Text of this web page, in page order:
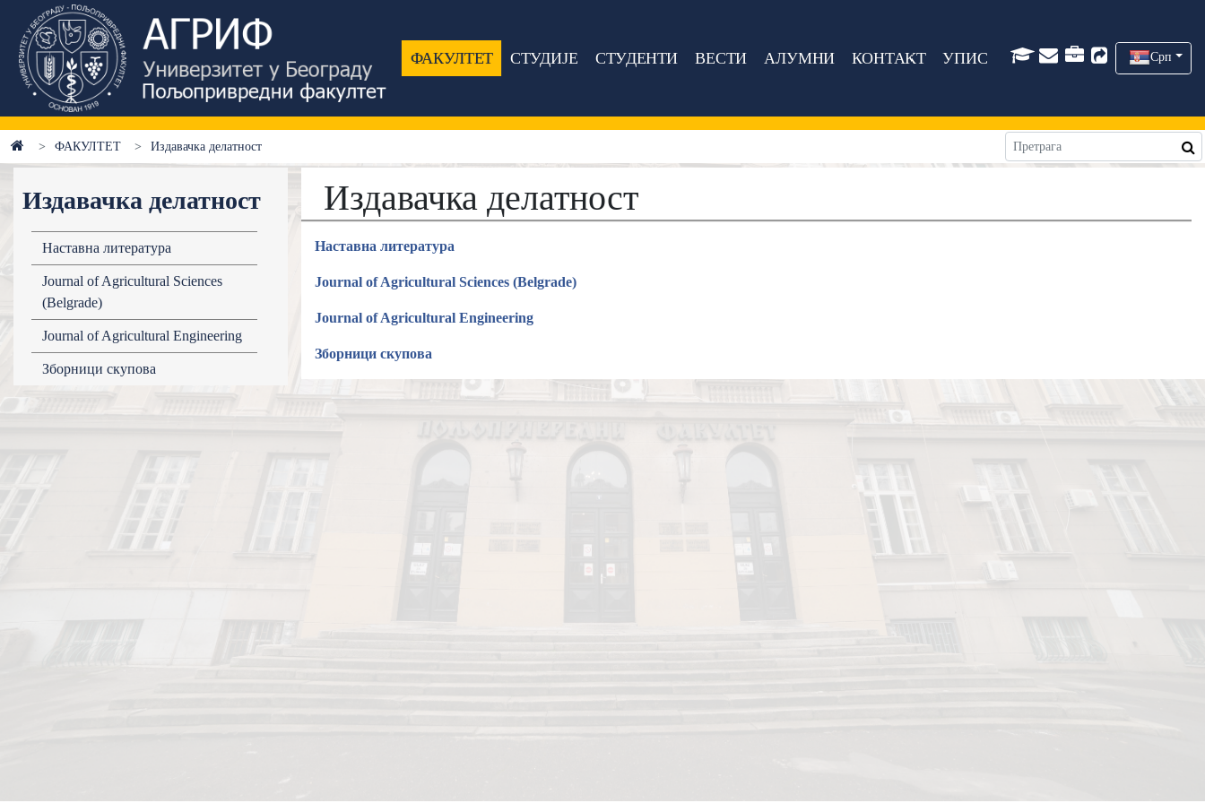
ФАКУЛТЕТ СТУДИЈЕ СТУДЕНТИ ВЕСТИ АЛУМНИ КОНТАКТ УПИС Срп
ФАКУЛТЕТ Издавачка делатност
Издавачка делатност
Наставна литература
Journal of Agricultural Sciences
(Belgrade)
Journal of Agricultural Engineering
Зборници скупова
Издавачка делатност
Наставна литература
Journal of Agricultural Sciences (Belgrade)
Journal of Agricultural Engineering
Зборници скупова